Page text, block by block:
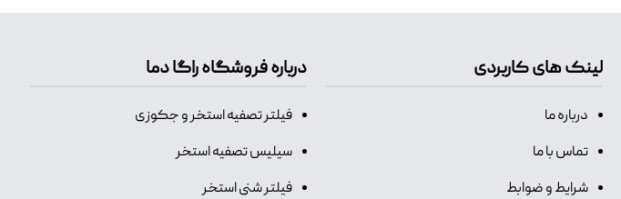
لینک های کاربردی
درباره ما
تماس با ما
شرایط و ضوابط
درباره فروشگاه راگا دما
فیلتر تصفیه استخر و جکوزی
سیلیس تصفیه استخر
فیلتر شنی استخر